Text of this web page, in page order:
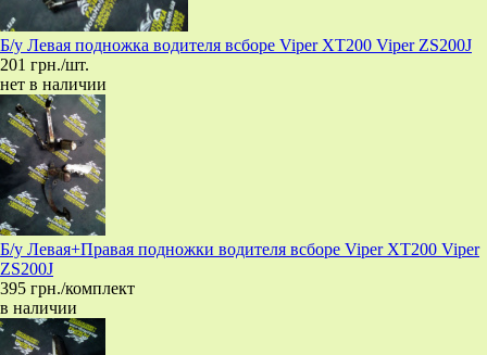
Б/у Левая подножка водителя всборе Viper XT200 Viper ZS200J
201 грн./шт.
нет в наличии
Б/у Левая+Правая подножки водителя всборе Viper XT200 Viper
ZS200J
395 грн./комплект
в наличии